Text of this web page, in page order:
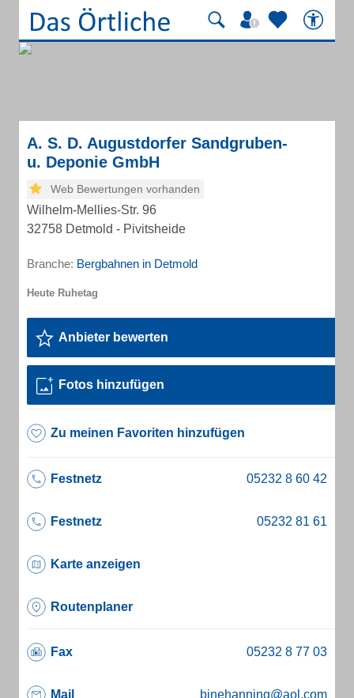
A. S. D. Augustdorfer Sandgruben-
u. Deponie GmbH
Web Bewertungen vorhanden
Wilhelm-Mellies-Str. 96
32758 Detmold - Pivitsheide
Branche: Bergbahnen in Detmold
Anbieter bewerten
Fotos hinzufügen
Zu meinen Favoriten hinzufügen
Festnetz
Festnetz
Karte anzeigen
Routenplaner
Fax
Mail binehanning@aol.com